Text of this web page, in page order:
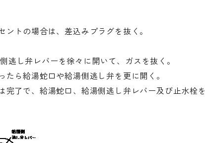
ントの場合は、差込みプラグを抜く。
逃し弁レバーを徐々に開いて、ガスを抜く。
ら給湯蛇口や給湯側逃し弁を更に開く。
完了で、給湯蛇口、給湯側逃し弁レバー及び止水栓を